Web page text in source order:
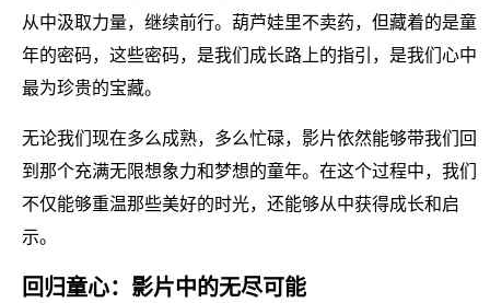
从中汲取力量，继续前行。葫芦娃里不卖药，但藏着的是童
年的密码，这些密码，是我们成长路上的指引，是我们心中
最为珍贵的宝藏。
无论我们现在多么成熟，多么忙碌，影片依然能够带我们回
到那个充满无限想象力和梦想的童年。在这个过程中，我们
不仅能够重温那些美好的时光，还能够从中获得成长和启
示。
回归童心：影片中的无尽可能